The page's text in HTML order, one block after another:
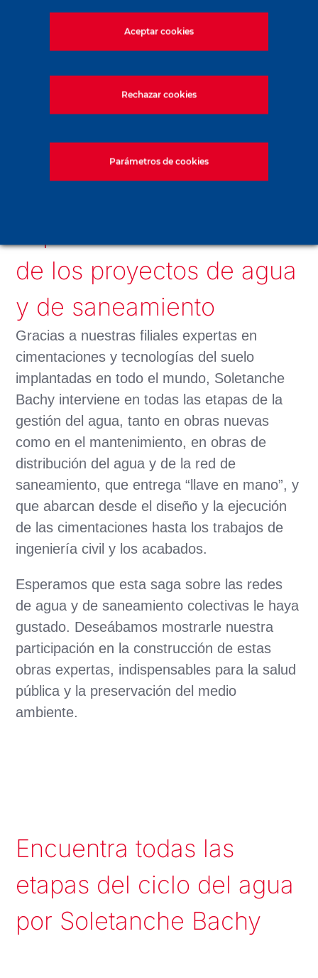
tapón).
de 2,6 metros de diámetro, con
Un hoyo de 300 000 m en el mar
mediante excavación en roca, por carga
hueca.
de los proyectos de agua
y de saneamiento
Gracias a nuestras filiales expertas en
cimentaciones y tecnologías del suelo
implantadas en todo el mundo, Soletanche
Bachy interviene en todas las etapas de la
gestión del agua, tanto en obras nuevas
como en el mantenimiento, en obras de
distribución del agua y de la red de
saneamiento, que entrega “llave en mano”, y
que abarcan desde el diseño y la ejecución
de las cimentaciones hasta los trabajos de
ingeniería civil y los acabados.
Esperamos que esta saga sobre las redes
de agua y de saneamiento colectivas le haya
gustado. Deseábamos mostrarle nuestra
participación en la construcción de estas
obras expertas, indispensables para la salud
pública y la preservación del medio
ambiente.
Encuentra todas las
etapas del ciclo del agua
por Soletanche Bachy
Aceptar cookies
Rechazar cookies
Parámetros de cookies